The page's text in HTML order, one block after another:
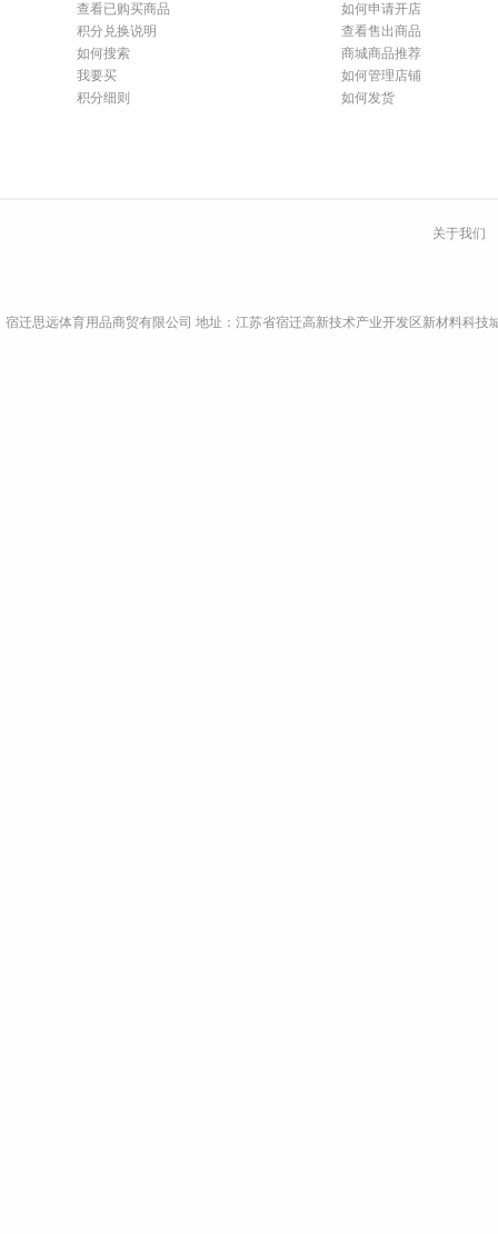
查看已购买商品
积分兑换说明
如何搜索
我要买
积分细则
如何申请开店
查看售出商品
商城商品推荐
如何管理店铺
如何发货
关于我们
宿迁思远体育用品商贸有限公司 地址：江苏省宿迁高新技术产业开发区新材料科